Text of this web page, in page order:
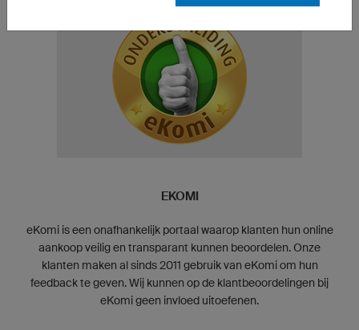
EKOMI
eKomi is een onafhankelijk portaal waarop klanten hun online
aankoop veilig en transparant kunnen beoordelen. Onze
klanten maken al sinds 2011 gebruik van eKomi om hun
feedback te geven. Wij kunnen op de klantbeoordelingen bij
eKomi geen invloed uitoefenen.